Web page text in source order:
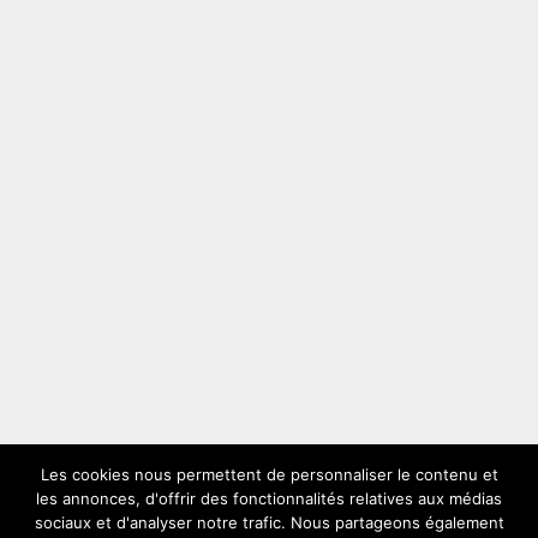
LES PLUS VUS
Les cookies nous permettent de personnaliser le contenu et
les annonces, d'offrir des fonctionnalités relatives aux médias
sociaux et d'analyser notre trafic. Nous partageons également